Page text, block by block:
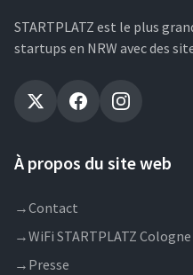
STARTPLATZ est le plus
startups en NRW avec des
À propos du site web
→Contact
→WiFi STARTPLATZ Cologne
→ Presse